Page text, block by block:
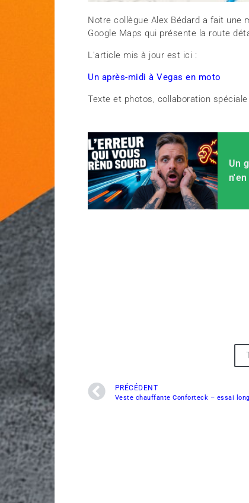
Notre collègue Alex Bédard a fait une
Google Maps qui présente la route
L'article mis à jour est ici :
Un après-midi à Vegas en moto
Texte et photos, collaboration spéciale
Un
PRÉCÉDENT
Veste chauffante Conforteck – essai